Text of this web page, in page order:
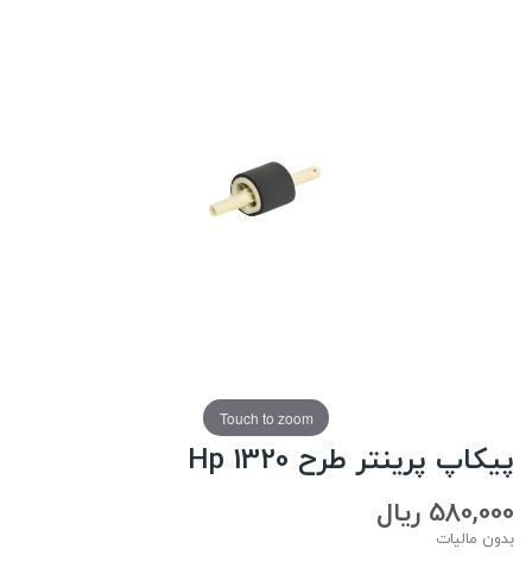
Touch to zoom
پیکاپ پرینتر طرح Hp 1320
580,000 ریال
بدون مالیات